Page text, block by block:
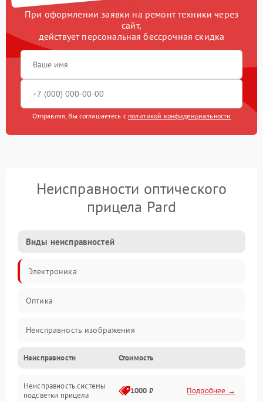
При оформлении заявки на ремонт техники через
сайт,
действует персональная бессрочная скидка
Отправляя, Вы соглашаетесь с политикой конфиденциальности
Неисправности оптического
прицела Pard
Виды неисправностей
Электроника
Оптика
Неисправность изображения
Механические повреждения
Неисправность фокусировки и оптики
Неисправности Стоимость
Неисправность системы
подсветки прицела
1000 ₽ Подробнее →